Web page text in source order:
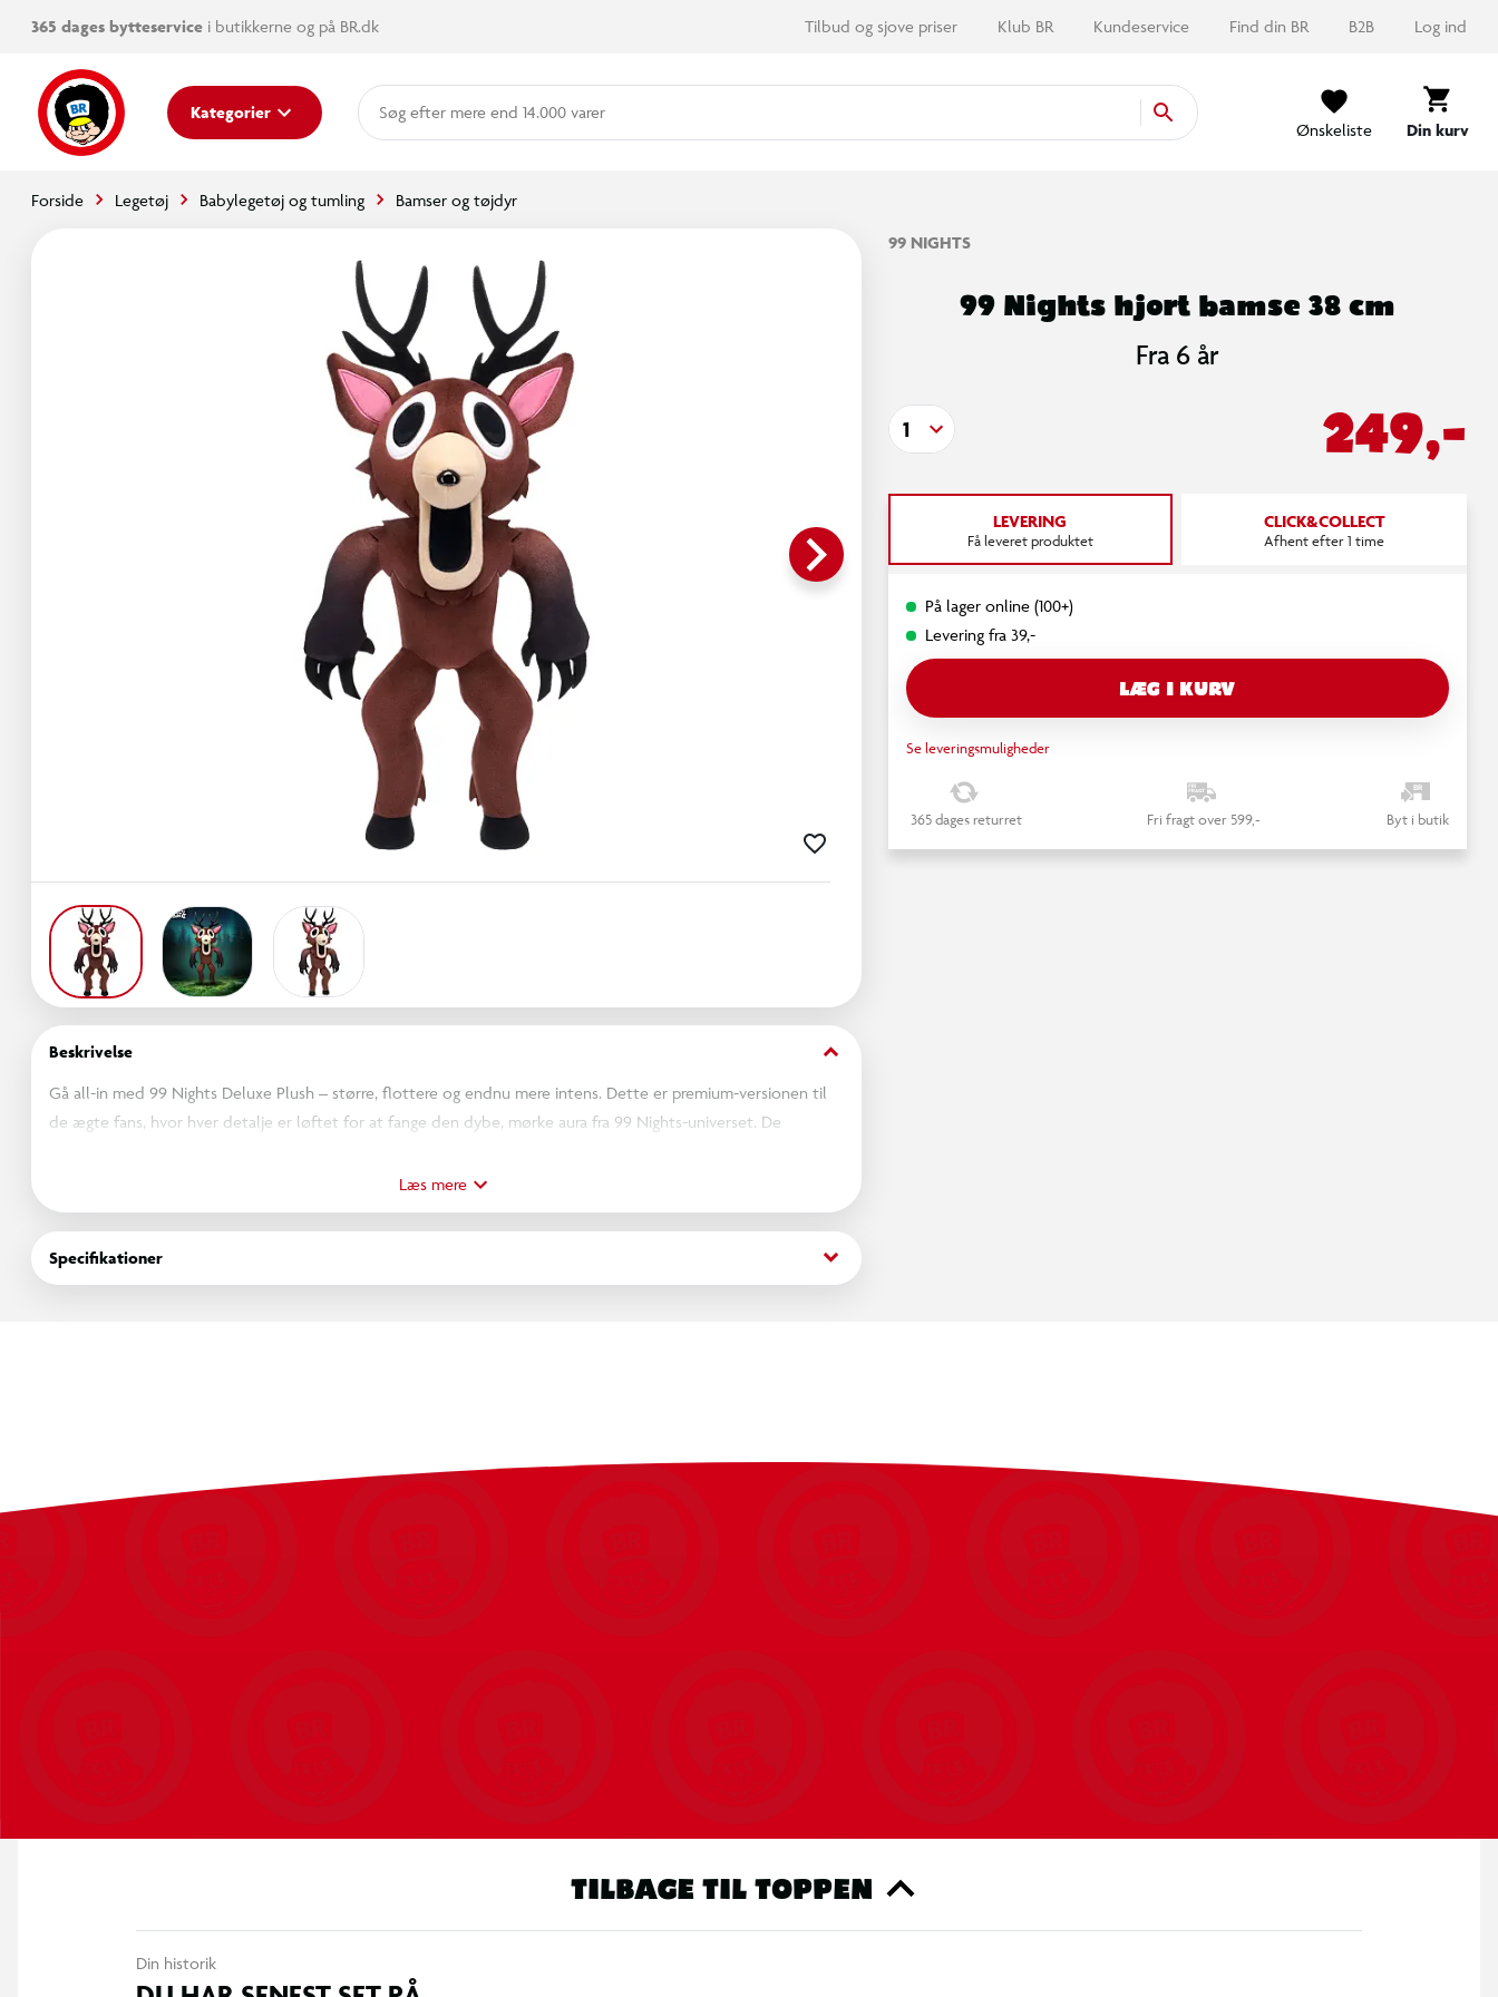
365 dages bytteservice i butikkerne og på BR.dk Tilbud og sjove priser Klub BR Kundeservice Find din BR B2B Log ind
Kategorier
mere end 14.000 varer
Ønskeliste
Din kurv
Forside Legetøj Babylegetøj og tumling Bamser og tøjdyr
keyboard_arrow_right
Beskrivelse keyboard_arrow_down
Gå all-in med 99 Nights Deluxe Plush – større, flottere og endnu mere intens. Dette er premium-versionen til
de ægte fans, hvor hver detalje er løftet for at fange den dybe, mørke aura fra 99 Nights-universet. De
selvfølgelig følger der en DLC-kode med, så du får eksklusivt digitalt indhold i Roblox. Bold. Dark. Deluxe. 99
Nights, som du aldrig har oplevet det før.
Læs mere
Specifikationer keyboard_arrow_down
99 NIGHTS
99 Nights hjort bamse 38 cm
Fra 6 år
249,-
1
LEVERING
Få leveret produktet
CLICK&COLLECT
Afhent efter 1 time
På lager online (100+)
Levering fra 39,-
LÆG I KURV
Se leveringsmuligheder
365 dages returret Fri fragt over 599,- Byt i butik
TILBAGE TIL TOPPEN
Din historik